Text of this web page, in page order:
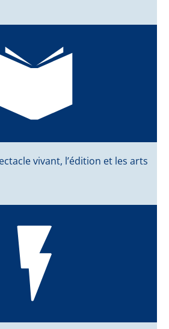
vivant, l’édition et les arts